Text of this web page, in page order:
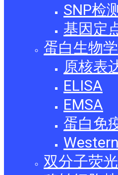
SNP检测
基因定
蛋白生物
原核表
ELISA
EMSA
蛋白免
双分子荧